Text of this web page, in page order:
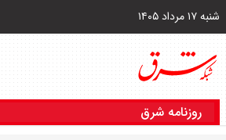
شنبه ۱۷ مرداد ۱۴۰۵
روزنامه شرق